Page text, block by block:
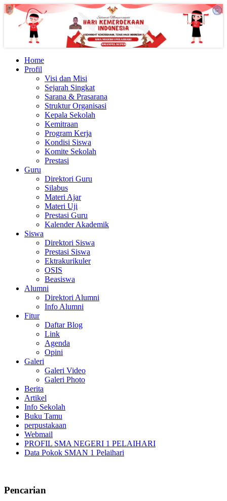
Home
Profil
Visi dan Misi
Sejarah Singkat
Sarana & Prasarana
Struktur Organisasi
Kepala Sekolah
Kemitraan
Program Kerja
Kondisi Siswa
Komite Sekolah
Prestasi
Guru
Direktori Guru
Silabus
Materi Ajar
Materi Uji
Prestasi Guru
Kalender Akademik
Siswa
Direktori Siswa
Prestasi Siswa
Ektrakurikuler
OSIS
Beasiswa
Alumni
Direktori Alumni
Info Alumni
Fitur
Daftar Blog
Link
Agenda
Opini
Galeri
Galeri Video
Galeri Photo
Berita
Artikel
Info Sekolah
Buku Tamu
perpustakaan
Webmail
PROFIL SMA NEGERI 1 PELAIHARI
Data Pokok SMAN 1 Pelaihari
Pencarian